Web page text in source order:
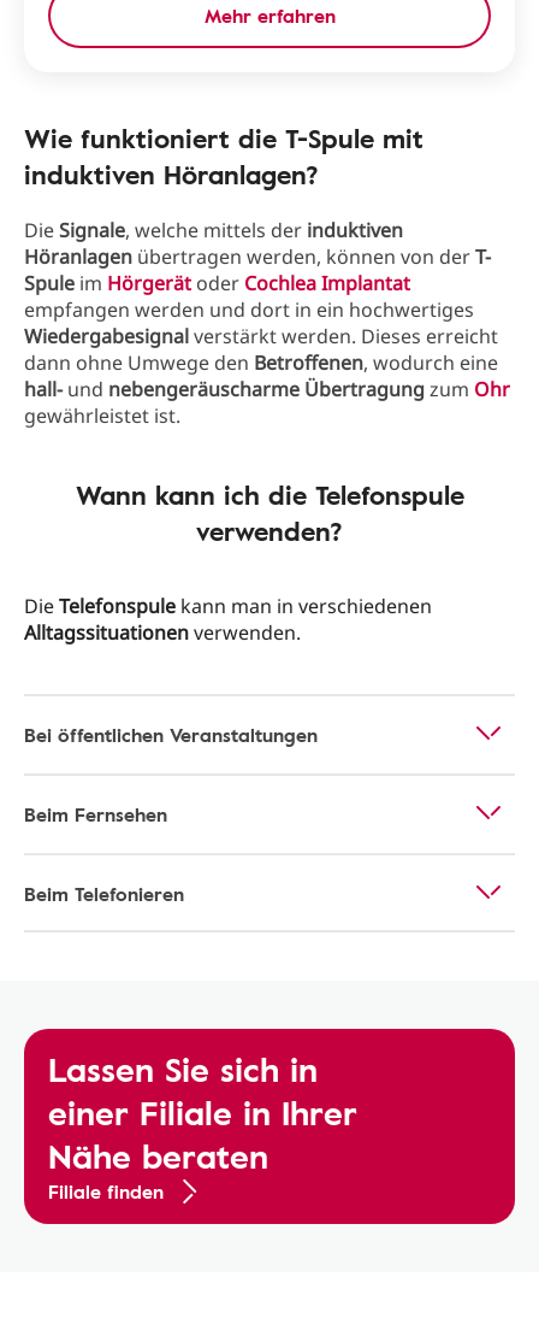
Mehr erfahren
Wie funktioniert die T-Spule mit
induktiven Höranlagen?
DieSignale, welche mittels der induktiven
Höranlagen übertragen werden, können von derT-
Spule im Hörgerät oder Cochlea Implantat
empfangen werden und dort in ein hochwertiges
Wiedergabesignalverstärkt werden. Dieses erreicht
dann ohne Umwege den Betroffenen, wodurch eine
hall-und nebengeräuscharme Übertragungzum Ohr
gewährleistet ist.
Wann kann ich die Telefonspule
verwenden?
DieTelefonspule kann man in verschiedenen
Alltagssituationenverwenden.
Bei öffentlichen Veranstaltungen
Beim Fernsehen
Beim Telefonieren
Lassen Sie sich in
einer Filiale in Ihrer
Nähe beraten
Filiale finden